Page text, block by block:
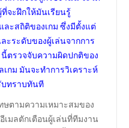
จะฝึกให้มันเรียนรู้
ะสถิติของเกม ซึ่งมีตั้งแต่
ะระดับของผู้เล่นจากการ
นี้ตรวจจับความผิดปกติของ
กม มันจะทำการวิเคราะห์
บทราบทันที
ตามความเหมาะสมของ
เมลตักเตือนผู้เล่นที่ทีมงาน